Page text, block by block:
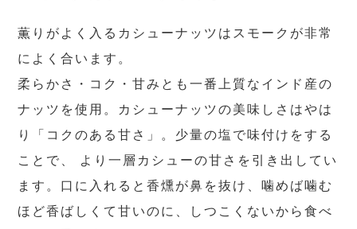
薫りがよく入るカシューナッツはスモークが非常
によく合います。
柔らかさ・コク・甘みとも一番上質なインド産の
ナッツを使用。カシューナッツの美味しさはやは
り「コクのある甘さ」。少量の塩で味付けをする
ことで、 より一層カシューの甘さを引き出してい
ます。口に入れると香燻が鼻を抜け、噛めば噛む
ほど香ばしくて甘いのに、しつこくないから食べ